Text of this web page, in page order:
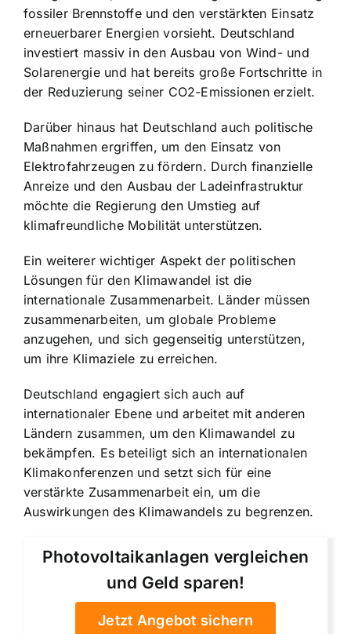
fossiler Brennstoffe und den verstärkten Einsatz
erneuerbarer Energien vorsieht. Deutschland
investiert massiv in den Ausbau von Wind- und
Solarenergie und hat bereits große Fortschritte in
der Reduzierung seiner CO2-Emissionen erzielt.
Darüber hinaus hat Deutschland auch politische
Maßnahmen ergriffen, um den Einsatz von
Elektrofahrzeugen zu fördern. Durch finanzielle
Anreize und den Ausbau der Ladeinfrastruktur
möchte die Regierung den Umstieg auf
klimafreundliche Mobilität unterstützen.
Ein weiterer wichtiger Aspekt der politischen
Lösungen für den Klimawandel ist die
internationale Zusammenarbeit. Länder müssen
zusammenarbeiten, um globale Probleme
anzugehen, und sich gegenseitig unterstützen,
um ihre Klimaziele zu erreichen.
Deutschland engagiert sich auch auf
internationaler Ebene und arbeitet mit anderen
Ländern zusammen, um den Klimawandel zu
bekämpfen. Es beteiligt sich an internationalen
Klimakonferenzen und setzt sich für eine
verstärkte Zusammenarbeit ein, um die
Auswirkungen des Klimawandels zu begrenzen.
Photovoltaikanlagen vergleichen
und Geld sparen!
Jetzt Angebot sichern